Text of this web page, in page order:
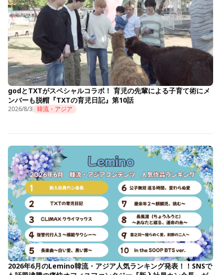
godとTXTがスペシャルコラボ！ 育児の先輩による子育て術にメ
ンバーも脱帽『TXTの育児日記』第10話
2026/8/3 韓流・アジア
2026年6月のLemino韓流・アジア人気ランキング発表！！SNSで